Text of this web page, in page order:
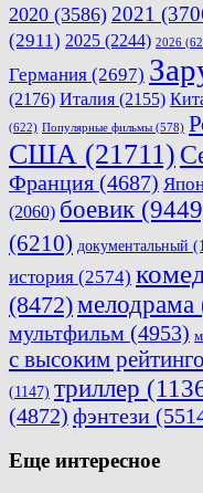
2020 (3586) 2021
(2911) 2025 (2244) 2026
Германия (2697)
(2176) Италия (2155)
(622) Популярные фильмы (578)
США (21711)
Франция (4687)
(2060) боевик
(6210) документальный
история (2574)
(8472)мелодрама
мультфильм (4953)
с высоким
(1147) триллер
(4872) фэнтези
Еще интересное